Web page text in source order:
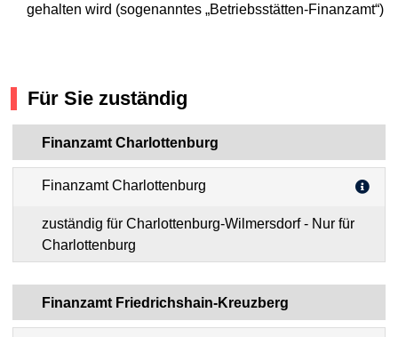
gehalten wird (sogenanntes „Betriebsstätten-Finanzamt“)
Für Sie zuständig
Finanzamt Charlottenburg
Finanzamt Charlottenburg
zuständig für Charlottenburg-Wilmersdorf - Nur für
Charlottenburg
Finanzamt Friedrichshain-Kreuzberg